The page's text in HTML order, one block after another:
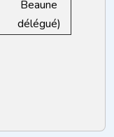
Beaune
délégué)